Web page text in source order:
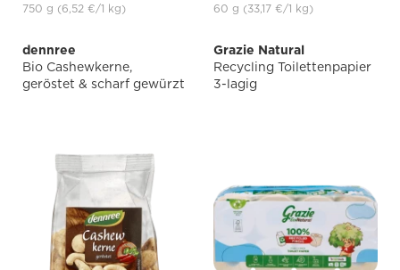
750 g (6,52 €/1 kg) 60 g (33,17 €/1 kg)
dennree
Bio Cashewkerne,
geröstet & scharf gewürzt
Grazie Natural
Recycling Toilettenpapier
3-lagig